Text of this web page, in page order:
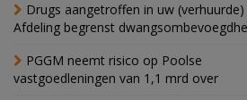
Drugs aangetroffen in uw (verhuurde)
Afdeling begrenst
PGGM neemt risico op Poolse
vastgoedleningen van 1,1 mrd over